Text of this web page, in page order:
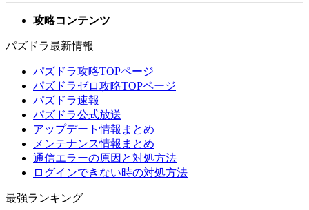
攻略コンテンツ
パズドラ最新情報
パズドラ攻略TOPページ
パズドラゼロ攻略TOPページ
パズドラ速報
パズドラ公式放送
アップデート情報まとめ
メンテナンス情報まとめ
通信エラーの原因と対処方法
ログインできない時の対処方法
最強ランキング